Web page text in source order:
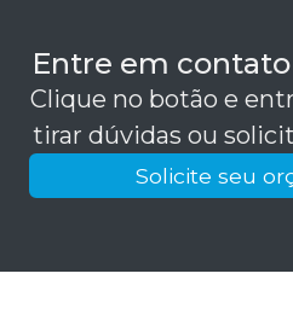
Entre em
Clique no botão e
tirar dúvidas ou
Solicite seu